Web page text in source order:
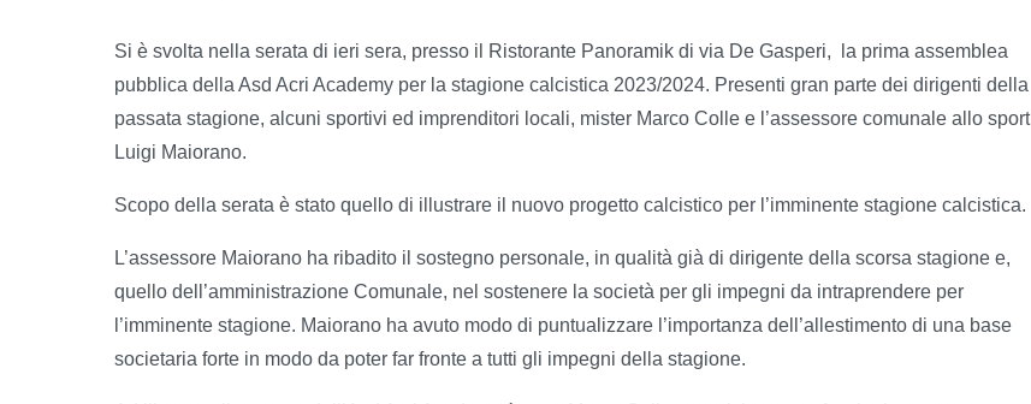
Si è svolta nella serata di ieri sera, presso il Ristorante Panoramik di via De Gasperi, la prima assemblea
pubblica della Asd Acri Academy per la stagione calcistica 2023/2024. Presenti gran parte dei dirigenti della
passata stagione, alcuni sportivi ed imprenditori locali, mister Marco Colle e l’assessore comunale allo sport
Luigi Maiorano.
Scopo della serata è stato quello di illustrare il nuovo progetto calcistico per l’imminente stagione calcistica.
L’assessore Maiorano ha ribadito il sostegno personale, in qualità già di dirigente della scorsa stagione e,
quello dell’amministrazione Comunale, nel sostenere la società per gli impegni da intraprendere per
l’imminente stagione. Maiorano ha avuto modo di puntualizzare l’importanza dell’allestimento di una base
societaria forte in modo da poter far fronte a tutti gli impegni della stagione.